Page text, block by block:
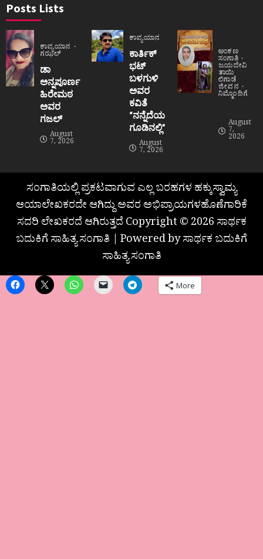
Posts Lists
ಕಾವ್ಯಯಾನ
ಗಝಲ್
ಡಾ
ಅನ್ನಪೂರ್ಣ
ಹಿರೇಮಠ
ಅವರ
ಗಜಲ್
August
7, 2026
ಕಾವ್ಯಯಾನ
ಕಾರ್ತಿಕ್
ಭಟ್
ಬಳಗುಳಿ
ಅವರ
ಕವಿತೆ
“ನನ್ನೆದೆಯ
ಗೂಡಿನಲ್ಲಿ”
August
7, 2026
ಅಂಕಣ
ಸಂಗಾತಿ
ಜಯದೇವಿ
ತಾಯಿ
ಲಿಗಾಡೆ
ಜೀವನ
ನಿಮ್ಮೊಂದಿಗೆ
August
7,
2026
ಸಂಗಾತಿಯಲ್ಲಿ ಪ್ರಕಟವಾಗುವ ಎಲ್ಲ ಬರಹಗಳ ಹಕ್ಕುಸ್ವಾಮ್ಯ
ಆಯಾಲೇಖಕರದೇ ಆಗಿದ್ದು ಅವರ ಅಭಿಪ್ರಾಯಗಳಹೊಣೆಗಾರಿಕೆ
ಸದರಿ ಲೇಖಕರದೆ ಆಗಿರುತ್ತದೆ Copyright © 2026 ಸಾರ್ಥಕ
ಬದುಕಿಗೆ ಸಾಹಿತ್ಯ ಸಂಗಾತಿ | Powered by ಸಾರ್ಥಕ ಬದುಕಿಗೆ
ಸಾಹಿತ್ಯ ಸಂಗಾತಿ
More